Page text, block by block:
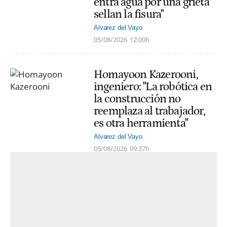
sellan la fisura"
Alvarez del Vayo
05/08/2026 12:00h
Homayoon Kazerooni,
ingeniero: "La robótica en
la construcción no
reemplaza al trabajador,
es otra herramienta"
Alvarez del Vayo
05/08/2026 09:37h